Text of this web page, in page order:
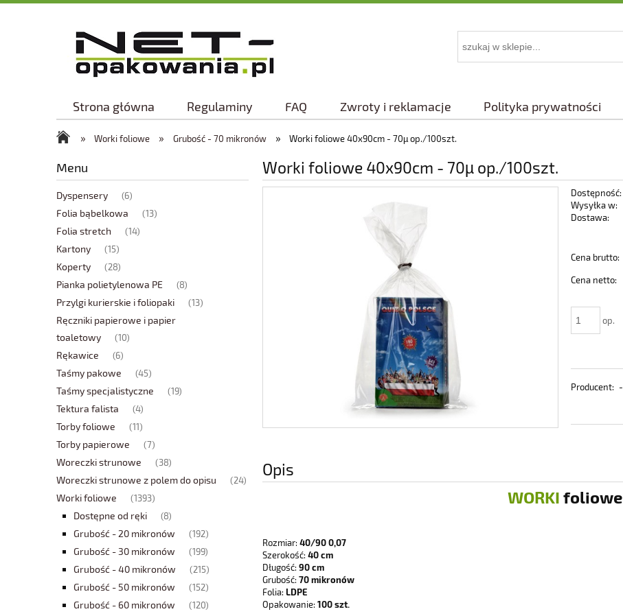
Strona główna Regulaminy FAQ Zwroty i reklamacje Polityka prywatności
» Worki foliowe » Grubość - 70 mikronów » Worki foliowe 40x90cm - 70µ op./100szt.
Menu
Dyspensery (6)
Folia bąbelkowa (13)
Folia stretch (14)
Kartony (15)
Koperty (28)
Pianka polietylenowa PE (8)
Przylgi kurierskie i foliopaki (13)
Ręczniki papierowe i papier
toaletowy
(10)
Rękawice (6)
Taśmy pakowe (45)
Taśmy specjalistyczne (19)
Tektura falista (4)
Torby foliowe (11)
Torby papierowe (7)
Woreczki strunowe (38)
Woreczki strunowe z polem do opisu (24)
Worki foliowe (1393)
Dostępne od ręki (8)
Grubość - 20 mikronów (192)
Grubość - 30 mikronów (199)
Grubość - 40 mikronów (215)
Grubość - 50 mikronów (152)
Grubość - 60 mikronów (120)
Worki foliowe 40x90cm - 70µ op./100szt.
Dostępność:
Wysyłka w:
Dostawa:
płatności
Cena brutto:
Cena netto:
op.
Producent: -
Opis
WORKI foliowe
Rozmiar: 40/90 0,07
Szerokość: 40 cm
Długość: 90 cm
Grubość: 70 mikronów
Folia: LDPE
Opakowanie: 100 szt.